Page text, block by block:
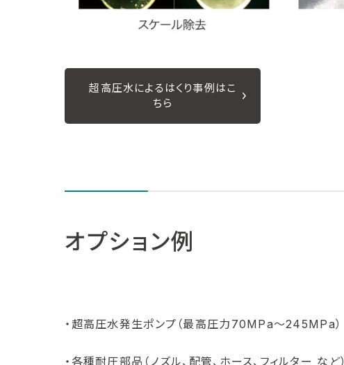
超高圧水によるはくり事例はこ
ちら
オプション例
・超高圧水発生ポンプ（最高圧力70MPa～245MPa）
・各種耐圧部品（ノズル、配管、ホース、フィルター など）